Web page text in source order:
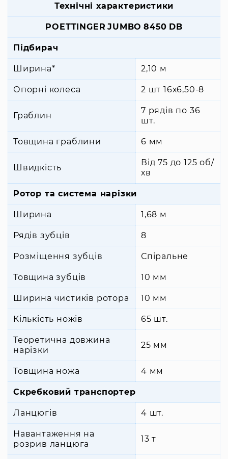
Технічні характеристики
POETTINGER JUMBO 8450 DB
Підбирач
Ширина* 2,10 м
Опорні колеса 2 шт 16х6,50-8
Граблин
7 рядів по 36
шт.
Товщина граблини 6 мм
Швидкість
Від 75 до 125 об/
хв
Ротор та система нарізки
Ширина 1,68 м
Рядів зубців 8
Розміщення зубців Спіральне
Товщина зубців 10 мм
Ширина чистиків ротора 10 мм
Кількість ножів 65 шт.
Теоретична довжина
нарізки
25 мм
Товщина ножа 4 мм
Скребковий транспортер
Ланцюгів 4 шт.
Навантаження на
розрив ланцюга
13 т